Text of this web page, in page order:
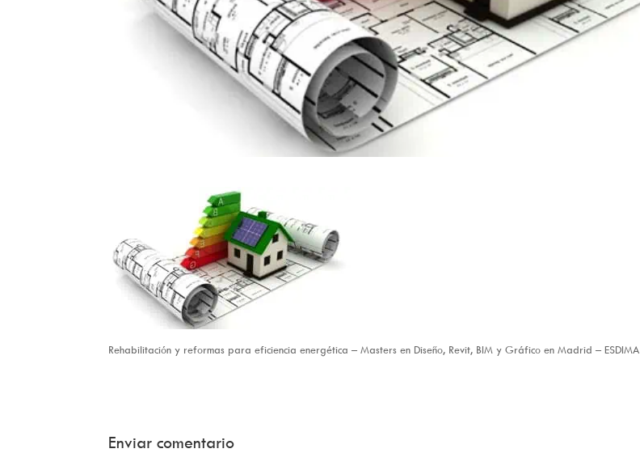
Rehabilitación y reformas para eficiencia energética – Masters en Diseño, Revit, BIM y Gráfico en Madrid – ESDIMA
Enviar comentario